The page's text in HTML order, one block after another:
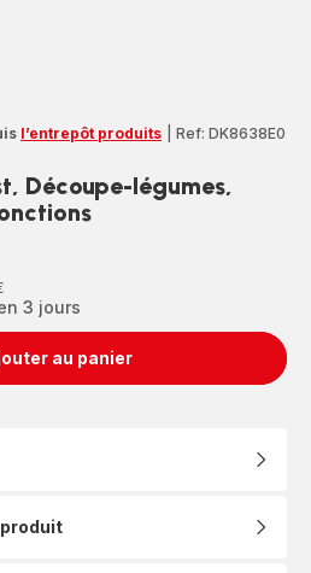
l’entrepôt produits Ref: DK8638E0
Découpe-légumes,
3 jours
au panier